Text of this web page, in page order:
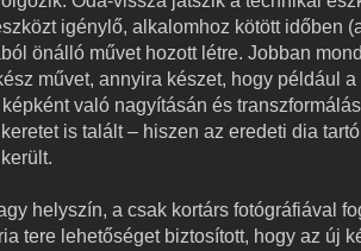
igénylő, alkalomhoz kötött időben
önálló művet hozott létre. Jobban
művet, annyira készet, hogy például a
való nagyításán és
is talált – hiszen az eredeti dia
helyszín, a csak kortárs fotógráfiával
tere lehetőséget biztosított, hogy az új